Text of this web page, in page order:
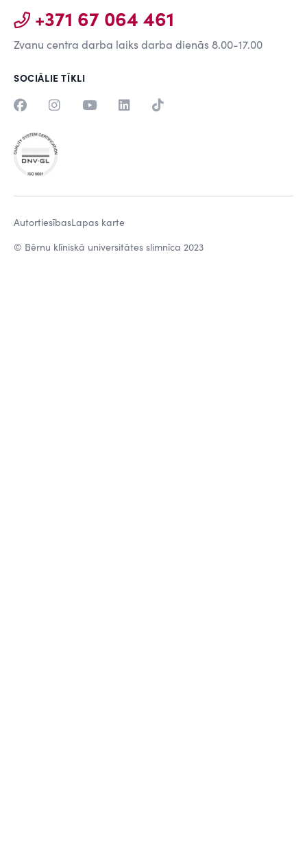
+371 67 064 461
Zvanu centra darba laiks darba dienās 8.00-17.00
SOCIĀLIE TĪKLI
© Bērnu klīniskā universitātes slimnīca 2023
AutortiesībasLapas karte